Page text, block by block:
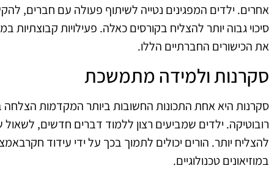
אחרים. ילדים המפגינים נטייה לשיתוף פעולה עם חברים,
סיכוי גבוה יותר להצליח בקורסים כאלה. פעילויות קבוצתיות
את הכישורים החברתיים הללו.
סקרנות ולמידה מתמשכת
סקרנות היא אחת התכונות החשובות ביותר המקדמות הצלחה
רובוטיקה. ילדים שמביעים רצון ללמוד דברים חדשים, לשאול
להצליח יותר. הורים יכולים לתמוך בכך על ידי עידוד
במוזיאונים טכנולוגיים.